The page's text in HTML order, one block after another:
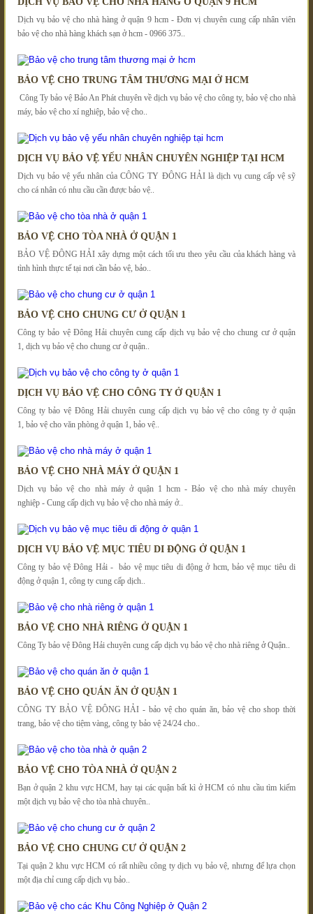
Dịch vụ bảo vệ cho nhà hàng ở quận 9 hcm - Đơn vị chuyên cung cấp nhân viên
bảo vệ cho nhà hàng khách sạn ở hcm - 0966 375..
BẢO VỆ CHO TRUNG TÂM THƯƠNG MẠI Ở HCM
Công Ty bảo vệ Bảo An Phát chuyên về dịch vụ bảo vệ cho công ty, bảo vệ cho nhà
máy, bảo vệ cho xí nghiệp, bảo vệ cho..
DỊCH VỤ BẢO VỆ YẾU NHÂN CHUYÊN NGHIỆP TẠI HCM
Dịch vụ bảo vệ yếu nhân của CÔNG TY ĐÔNG HẢI là dịch vụ cung cấp vệ sỹ
cho cá nhân có nhu cầu cần được bảo vệ..
BẢO VỆ CHO TÒA NHÀ Ở QUẬN 1
BẢO VỆ ĐÔNG HẢI xây dựng một cách tối ưu theo yêu cầu của khách hàng và
tình hình thực tế tại nơi cần bảo vệ, bảo..
BẢO VỆ CHO CHUNG CƯ Ở QUẬN 1
Công ty bảo vệ Đông Hải chuyên cung cấp dịch vụ bảo vệ cho chung cư ở quận
1, dịch vụ bảo vệ cho chung cư ở quận..
DỊCH VỤ BẢO VỆ CHO CÔNG TY Ở QUẬN 1
Công ty bảo vệ Đông Hải chuyên cung cấp dịch vụ bảo vệ cho công ty ở quận
1, bảo vệ cho văn phòng ở quận 1, bảo vệ..
BẢO VỆ CHO NHÀ MÁY Ở QUẬN 1
Dịch vụ bảo vệ cho nhà máy ở quận 1 hcm - Bảo vệ cho nhà máy chuyên
nghiệp - Cung cấp dịch vụ bảo vệ cho nhà máy ở..
DỊCH VỤ BẢO VỆ MỤC TIÊU DI ĐỘNG Ở QUẬN 1
Công ty bảo vệ Đông Hải - bảo vệ mục tiêu di động ở hcm, bảo vệ mục tiêu di
động ở quận 1, công ty cung cấp dịch..
BẢO VỆ CHO NHÀ RIÊNG Ở QUẬN 1
Công Ty bảo vệ Đông Hải chuyên cung cấp dịch vụ bảo vệ cho nhà riêng ở Quận..
BẢO VỆ CHO QUÁN ĂN Ở QUẬN 1
CÔNG TY BẢO VỆ ĐÔNG HẢI - bảo vệ cho quán ăn, bảo vệ cho shop thời
trang, bảo vệ cho tiệm vàng, công ty bảo vệ 24/24 cho..
BẢO VỆ CHO TÒA NHÀ Ở QUẬN 2
Bạn ở quận 2 khu vực HCM, hay tại các quận bất kì ở HCM có nhu cầu tìm kiếm
một dịch vụ bảo vệ cho tòa nhà chuyên..
BẢO VỆ CHO CHUNG CƯ Ở QUẬN 2
Tại quận 2 khu vực HCM có rất nhiều công ty dịch vụ bảo vệ, nhưng để lựa chọn
một địa chỉ cung cấp dịch vụ bảo..